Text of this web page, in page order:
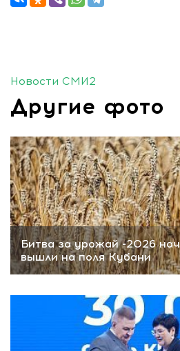
Новости СМИ2
Другие фото
Битва за урожай -2026
вышли на поля Кубани